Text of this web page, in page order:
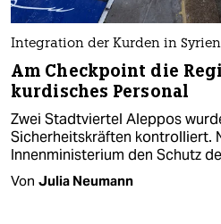
Integration der Kurden in Syrien
Am Checkpoint die
kurdisches Personal
Zwei Stadtviertel Aleppos
Sicherheitskräften kontrolliert.
Innenministerium den Schutz
Von Julia Neumann